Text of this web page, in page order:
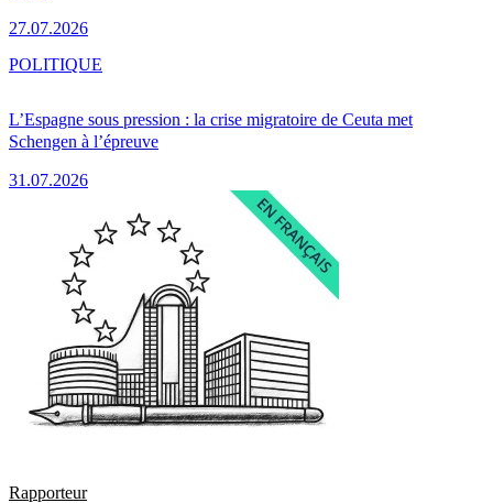
27.07.2026
L’Espagne sous pression : la crise migratoire de Ceuta met
Schengen à l’épreuve
31.07.2026
POLITIQUE
Rapporteur